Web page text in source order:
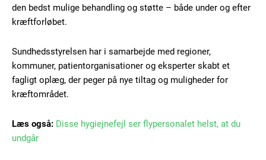
den bedst mulige behandling og støtte – både under og efter
kræftforløbet.
Sundhedsstyrelsen har i samarbejde med regioner,
kommuner, patientorganisationer og eksperter skabt et
fagligt oplæg, der peger på nye tiltag og muligheder for
kræftområdet.
Læs også: Disse hygiejnefejl ser flypersonalet helst, at du
undgår